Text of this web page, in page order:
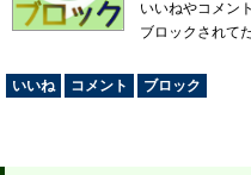
いいねやコメン
ブロックされて
いいね
コメント ブロック